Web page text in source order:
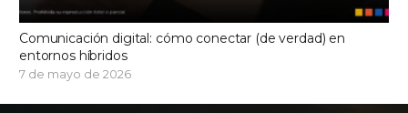
Comunicación digital: cómo conectar (de verdad) en
entornos híbridos
7 de mayo de 2026